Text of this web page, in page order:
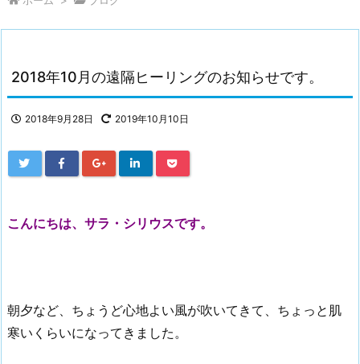
2018年10月の遠隔ヒーリングのお知らせです。
2018年9月28日 2019年10月10日
こんにちは、サラ・シリウスです。
朝夕など、ちょうど心地よい風が吹いてきて、ちょっと肌
寒いくらいになってきました。